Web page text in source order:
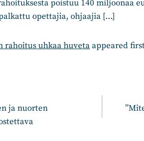
poistuu 140 miljoonaa
opettajia, ohjaajia […]
rahoitus uhkaa huvetaappeared
ja nuorten